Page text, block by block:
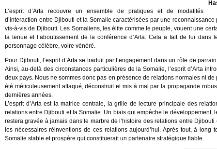
L’esprit d’Arta recouvre un ensemble de pratiques et de modalités
d’interaction entre Djibouti et la Somalie caractérisées par une
vis-à-vis de Djibouti. Les Somaliens, les élite comme le peuple, vouent une
la tenue et l’aboutissement de la conférence d’Arta. Cela a fait de lui
personnage célèbre, voire vénéré.
Pour Djibouti, l’esprit d’Arta se traduit par l’engagement dans un rôle de
Ainsi, au-delà des circonstances particulières de la Somalie, l’esprit d’Arta
deux pays. Nous ne sommes donc pas en présence de relations normales ni
été méticuleusement attaqué, déconstruit et mis à mal par la propagande
dernières années.
L’esprit d’Arta est la matrice centrale, la grille de lecture principale des
relations entre Djibouti et la Somalie. Un biais qui empêche le développement,
restera gravée à jamais dans le marbre de l’histoire des relations entre
les nécessaires réinventions de ces relations aujourd’hui. Après tout, à
Somalie stable et prospère qui constituerait un partenaire stratégique fiable.